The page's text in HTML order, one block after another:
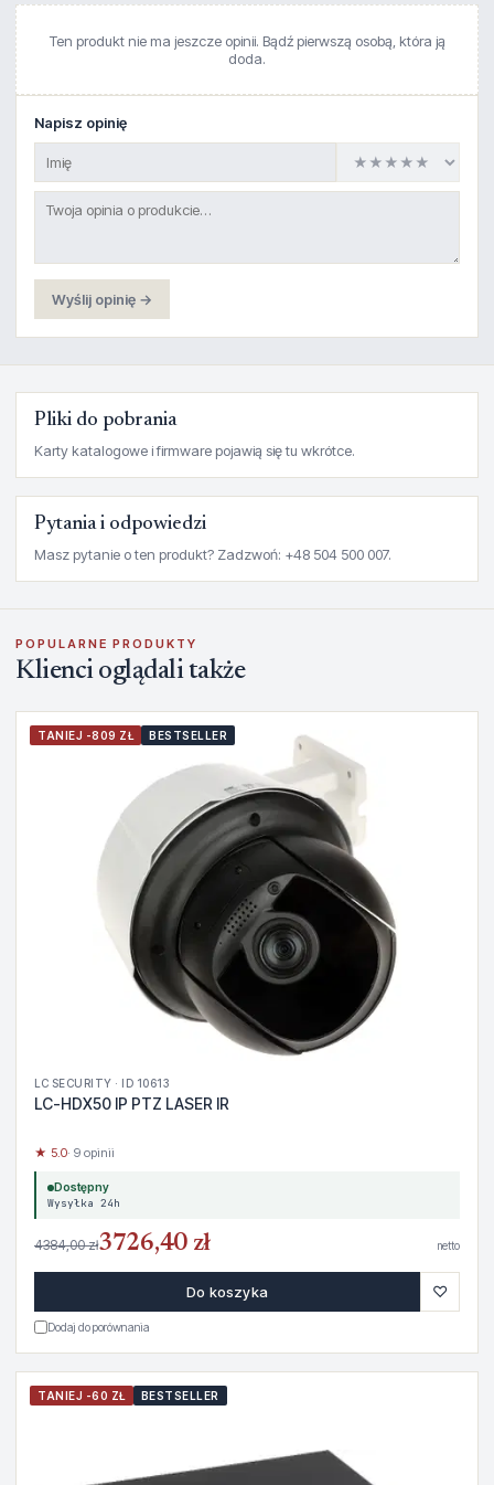
Ten produkt nie ma jeszcze opinii. Bądź pierwszą osobą, która ją
doda.
Napisz opinię
Wyślij opinię →
Pliki do pobrania
Karty katalogowe i firmware pojawią się tu wkrótce.
Pytania i odpowiedzi
Masz pytanie o ten produkt? Zadzwoń: +48 504 500 007.
POPULARNE PRODUKTY
Klienci oglądali także
TANIEJ -809 ZŁ BESTSELLER
LC SECURITY · ID 10613
LC-HDX50 IP PTZ LASER IR
★ 5.0· 9 opinii
Dostępny
Wysyłka 24h
4384,00 zł3726,40 zł netto
Do koszyka ♡
Dodaj do porównania
TANIEJ -60 ZŁ BESTSELLER